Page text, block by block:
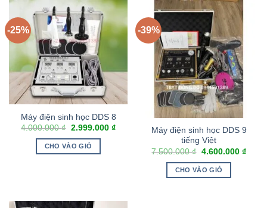
-25%
Máy điện sinh học DDS 8
4.000.000₫ 2.999.000 ₫
CHO VÀO GIỎ
-39%
Máy điện sinh học DDS 9
tiếng Việt
7.500.000₫ 4.600.000 ₫
CHO VÀO GIỎ